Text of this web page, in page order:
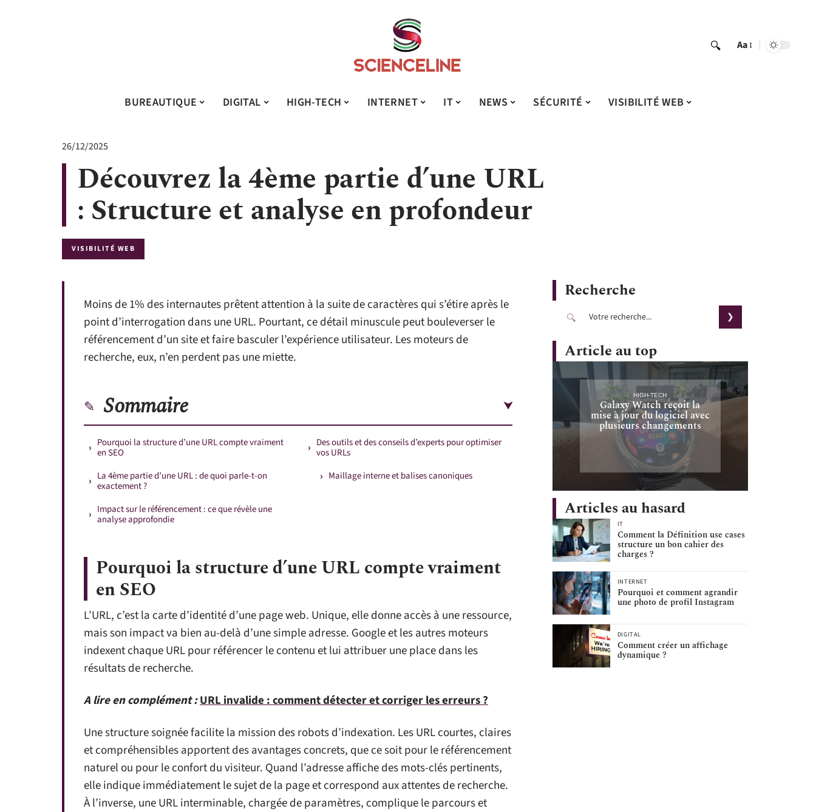
Aa
BUREAUTIQUE DIGITAL HIGH-TECH INTERNET IT NEWS SÉCURITÉ VISIBILITÉ WEB
26/12/2025
Découvrez la 4ème partie d’une URL
: Structure et analyse en profondeur
VISIBILITÉ WEB
Moins de 1% des internautes prêtent attention à la suite de caractères qui s’étire après le
point d’interrogation dans une URL. Pourtant, ce détail minuscule peut bouleverser le
référencement d’un site et faire basculer l’expérience utilisateur. Les moteurs de
recherche, eux, n’en perdent pas une miette.
Sommaire
Pourquoi la structure d’une URL compte vraiment
en SEO
La 4ème partie d’une URL : de quoi parle-t-on
exactement ?
Impact sur le référencement : ce que révèle une
analyse approfondie
Des outils et des conseils d’experts pour optimiser
vos URLs
Maillage interne et balises canoniques
Pourquoi la structure d’une URL compte vraiment
en SEO
L’URL, c’est la carte d’identité d’une page web. Unique, elle donne accès à une ressource,
mais son impact va bien au-delà d’une simple adresse. Google et les autres moteurs
indexent chaque URL pour référencer le contenu et lui attribuer une place dans les
résultats de recherche.
A lire en complément :URL invalide : comment détecter et corriger les erreurs ?
Une structure soignée facilite la mission des robots d’indexation. Les URL courtes, claires
et compréhensibles apportent des avantages concrets, que ce soit pour le référencement
naturel ou pour le confort du visiteur. Quand l’adresse affiche des mots-clés pertinents,
elle indique immédiatement le sujet de la page et correspond aux attentes de recherche.
À l’inverse, une URL interminable, chargée de paramètres, complique le parcours et
Recherche
Article au top
HIGH-TECH
Galaxy Watch reçoit la
mise à jour du logiciel avec
plusieurs changements
Articles au hasard
IT
Comment la Définition use cases
structure un bon cahier des
charges ?
INTERNET
Pourquoi et comment agrandir
une photo de profil Instagram
DIGITAL
Comment créer un affichage
dynamique ?